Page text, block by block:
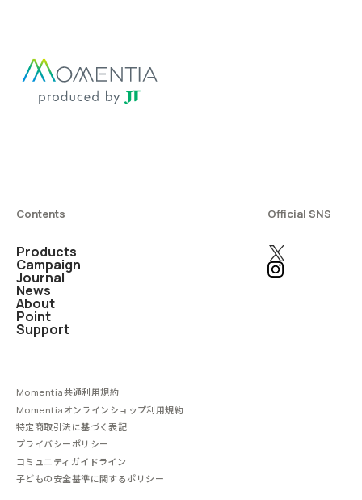
Contents
Products
Campaign
Journal
News
About
Point
Support
Official SNS
Momentia共通利用規約
Momentiaオンラインショップ利用規約
特定商取引法に基づく表記
プライバシーポリシー
コミュニティガイドライン
子どもの安全基準に関するポリシー